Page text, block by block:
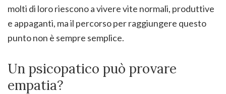
molti di loro riescono a vivere vite normali, produttive
e appaganti, ma il percorso per raggiungere questo
punto non è sempre semplice.
Un psicopatico può provare
empatia?